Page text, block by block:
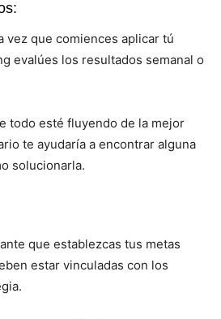
vez que comiences aplicar tú
evalúes los resultados semanal o
todo esté fluyendo de la mejor
te ayudaría a encontrar alguna
solucionarla.
que establezcas tus metas
estar vinculadas con los